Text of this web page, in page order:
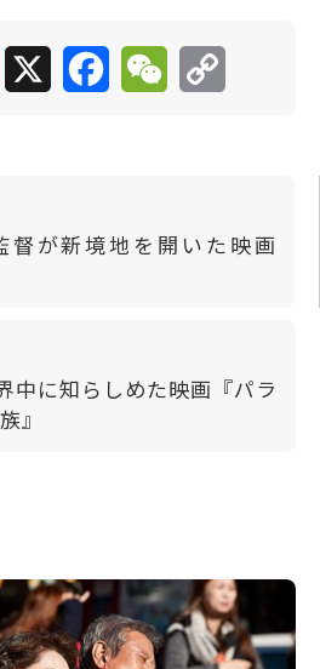
Line FacebookWeChat
督が新境地を開いた映画
中に知らしめた映画『パラ
』